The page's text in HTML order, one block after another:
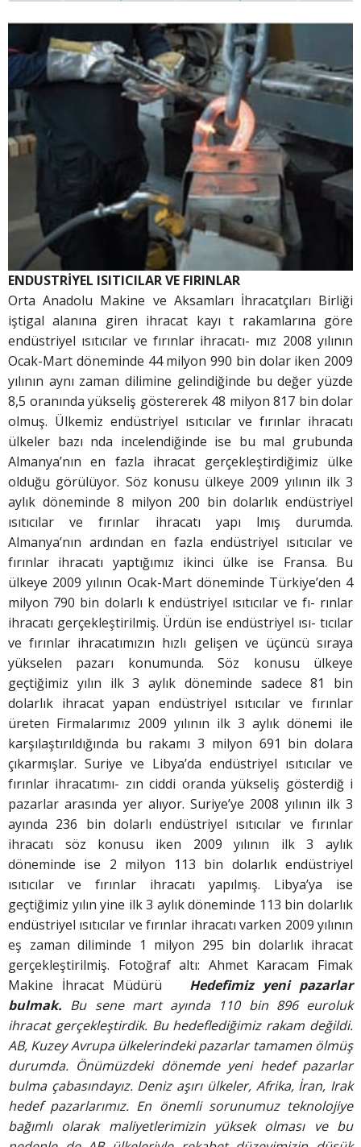
ENDUSTRİYEL ISITICILAR VE FIRINLAR
Orta Anadolu Makine ve Aksamları İhracatçıları Birliği
iştigal alanına giren ihracat kayı t rakamlarına göre
endüstriyel ısıtıcılar ve fırınlar ihracatı- mız 2008 yılının
Ocak-Mart döneminde 44 milyon 990 bin dolar iken 2009
yılının aynı zaman dilimine gelindiğinde bu değer yüzde
8,5 oranında yükseliş göstererek 48 milyon 817 bin dolar
olmuş. Ülkemiz endüstriyel ısıtıcılar ve fırınlar ihracatı
ülkeler bazı nda incelendiğinde ise bu mal grubunda
Almanya’nın en fazla ihracat gerçekleştirdiğimiz ülke
olduğu görülüyor. Söz konusu ülkeye 2009 yılının ilk 3
aylık döneminde 8 milyon 200 bin dolarlık endüstriyel
ısıtıcılar ve fırınlar ihracatı yapı lmış durumda.
Almanya’nın ardından en fazla endüstriyel ısıtıcılar ve
fırınlar ihracatı yaptığımız ikinci ülke ise Fransa. Bu
ülkeye 2009 yılının Ocak-Mart döneminde Türkiye’den 4
milyon 790 bin dolarlı k endüstriyel ısıtıcılar ve fı- rınlar
ihracatı gerçekleştirilmiş. Ürdün ise endüstriyel ısı- tıcılar
ve fırınlar ihracatımızın hızlı gelişen ve üçüncü sıraya
yükselen pazarı konumunda. Söz konusu ülkeye
geçtiğimiz yılın ilk 3 aylık döneminde sadece 81 bin
dolarlık ihracat yapan endüstriyel ısıtıcılar ve fırınlar
üreten Firmalarımız 2009 yılının ilk 3 aylık dönemi ile
karşılaştırıldığında bu rakamı 3 milyon 691 bin dolara
çıkarmışlar. Suriye ve Libya’da endüstriyel ısıtıcılar ve
fırınlar ihracatımı- zın ciddi oranda yükseliş gösterdiğ i
pazarlar arasında yer alıyor. Suriye’ye 2008 yılının ilk 3
ayında 236 bin dolarlı endüstriyel ısıtıcılar ve fırınlar
ihracatı söz konusu iken 2009 yılının ilk 3 aylık
döneminde ise 2 milyon 113 bin dolarlık endüstriyel
ısıtıcılar ve fırınlar ihracatı yapılmış. Libya’ya ise
geçtiğimiz yılın yine ilk 3 aylık döneminde 113 bin dolarlık
endüstriyel ısıtıcılar ve fırınlar ihracatı varken 2009 yılının
eş zaman diliminde 1 milyon 295 bin dolarlık ihracat
gerçekleştirilmiş. Fotoğraf altı: Ahmet Karacam Fimak
Makine İhracat Müdürü Hedefimiz yeni pazarlar
bulmak. Bu sene mart ayında 110 bin 896 euroluk
ihracat gerçekleştirdik. Bu hedeflediğimiz rakam değildi.
AB, Kuzey Avrupa ülkelerindeki pazarlar tamamen ölmüş
durumda. Önümüzdeki dönemde yeni hedef pazarlar
bulma çabasındayız. Deniz aşırı ülkeler, Afrika, İran, Irak
hedef pazarlarımız. En önemli sorunumuz teknolojiye
bağımlı olarak maliyetlerimizin yüksek olması
ve bu